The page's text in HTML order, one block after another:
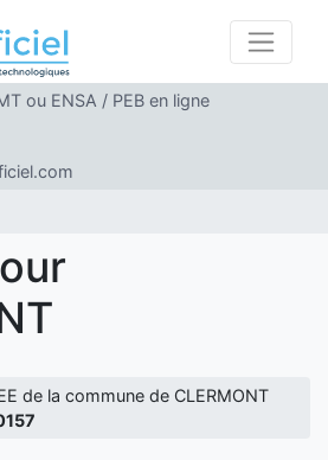
ou ENSA / PEB en ligne
de la commune de CLERMONT